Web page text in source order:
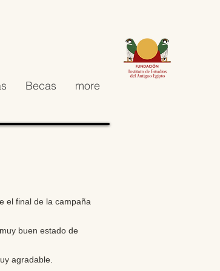
Becas more
el final de la campaña
buen estado de
agradable.